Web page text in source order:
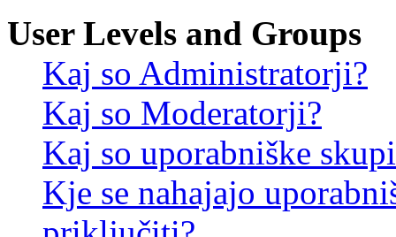
User Levels and Groups
Kaj so Administratorji?
Kaj so Moderatorji?
Kaj so uporabniške
Kje se nahajajo